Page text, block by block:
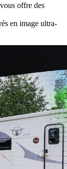
offre des
en image ultra-